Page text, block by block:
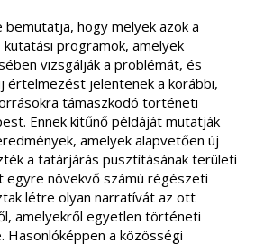
hogy melyek azok a
programok, amelyek
vizsgálják a problémát, és
értelmezést jelentenek a korábbi,
támaszkodó történeti
Ennek kitűnő példáját mutatják
amelyek alapvetően új
a tatárjárás pusztításának területi
egyre növekvő számú régészeti
létre olyan narratívát az ott
amelyekről egyetlen történeti
Hasonlóképpen a közösségi